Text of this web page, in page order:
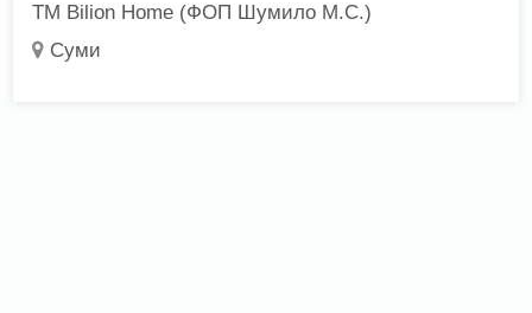
ТМ Bilion Home (ФОП Шумило М.С.)
Суми